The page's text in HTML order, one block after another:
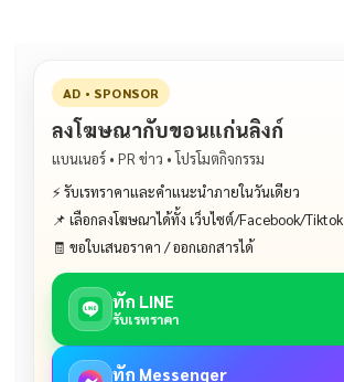
AD • SPONSOR
ลงโฆษณากับขอนแก่นลิงก์
แบนเนอร์ • PR ข่าว • โปรโมตกิจกรรม
⚡ รับเรทราคาและคำแนะนำภายในวันเดียว
📌 เลือกลงโฆษณาได้ทั้ง เว็บไซต์/Facebook/Tiktok
🧾 ขอใบเสนอราคา / ออกเอกสารได้
ทัก LINE
รับเรทราคา
ทัก Messenger